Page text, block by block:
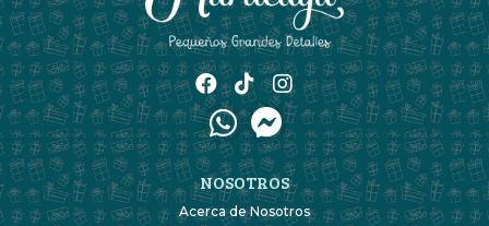
NOSOTROS
Acerca de Nosotros